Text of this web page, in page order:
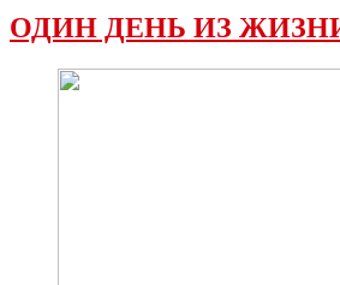
ОДИН ДЕНЬ ИЗ